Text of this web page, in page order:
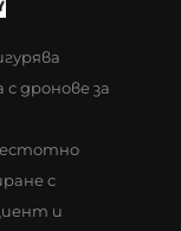
дронове за
с
и